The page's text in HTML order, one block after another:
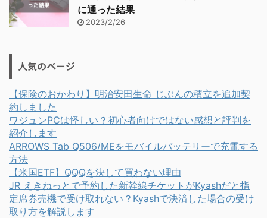
に通った結果
2023/2/26
人気のページ
【保険のおかわり】明治安田生命 じぶんの積立を追加契
約しました
ワジュンPCは怪しい？初心者向けではない感想と評判を
紹介します
ARROWS Tab Q506/MEをモバイルバッテリーで充電する
方法
【米国ETF】QQQを決して買わない理由
JR えきねっとで予約した新幹線チケットがKyashだと指
定席券売機で受け取れない？Kyashで決済した場合の受け
取り方を解説します